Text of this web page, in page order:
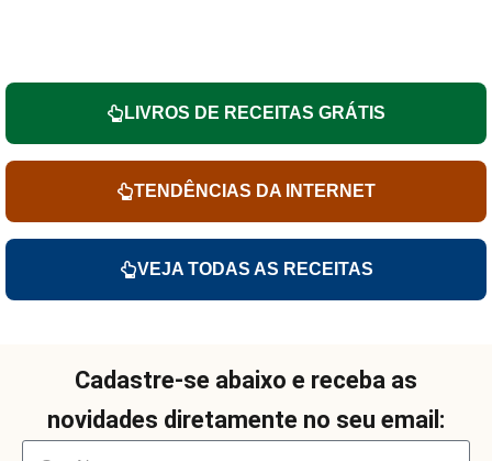
LIVROS DE RECEITAS GRÁTIS
TENDÊNCIAS DA INTERNET
VEJA TODAS AS RECEITAS
Cadastre-se abaixo e receba as
novidades diretamente no seu email: